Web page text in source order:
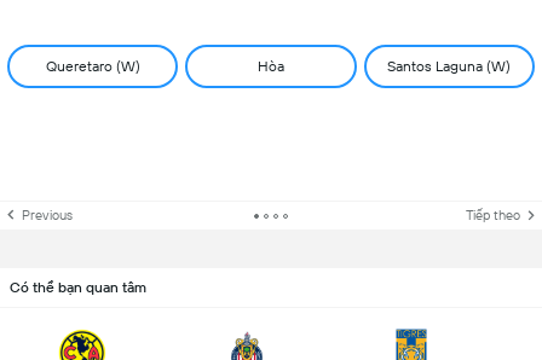
Queretaro (W) Hòa Santos Laguna (W)
Previous Tiếp theo
Có thể bạn quan tâm